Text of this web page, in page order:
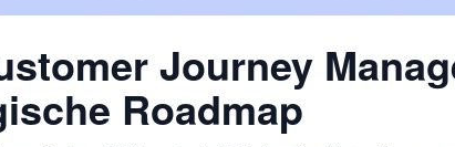
Journey
Roadmap